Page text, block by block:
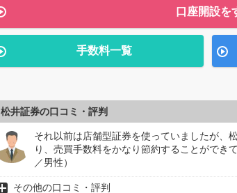
口座開設を
手数料一覧
松井証券の口コミ・評判
それ以前は店舗型証券を使っていましたが、
り、売買手数料をかなり節約することができ
／男性）
その他の口コミ・評判